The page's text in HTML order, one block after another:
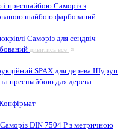
і пресшайбою Саморіз з
шайбою фарбований
Саморіз для сендвіч-
дивитись все
SPAX для дерева Шуруп
пресшайбою для дерева
Саморіз DIN 7504 P з метричною